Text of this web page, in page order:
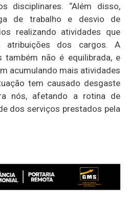
disciplinares. “Além disso,
de trabalho e desvio de
realizando atividades que
atribuições dos cargos. A
não é equilibrada, e
acumulando mais atividades
tem causado desgaste
nós, afetando a rotina de
dos serviços prestados pela